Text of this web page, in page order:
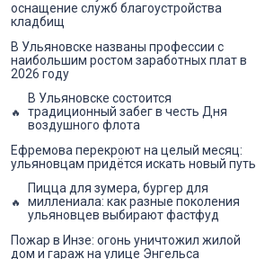
оснащение служб благоустройства
кладбищ
В Ульяновске названы профессии с
наибольшим ростом заработных плат в
2026 году
В Ульяновске состоится
традиционный забег в честь Дня
воздушного флота
Ефремова перекроют на целый месяц:
ульяновцам придётся искать новый путь
Пицца для зумера, бургер для
миллениала: как разные поколения
ульяновцев выбирают фастфуд
Пожар в Инзе: огонь уничтожил жилой
дом и гараж на улице Энгельса